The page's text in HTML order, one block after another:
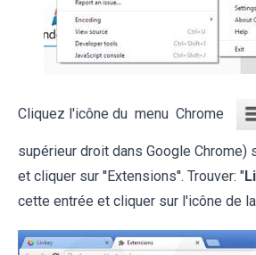
Cliquez l'icône du menu Chrome
supérieur droit dans Google Chrome)
et cliquer sur ''Extensions''. Trouver: "
cette entrée et cliquer sur l'icône de